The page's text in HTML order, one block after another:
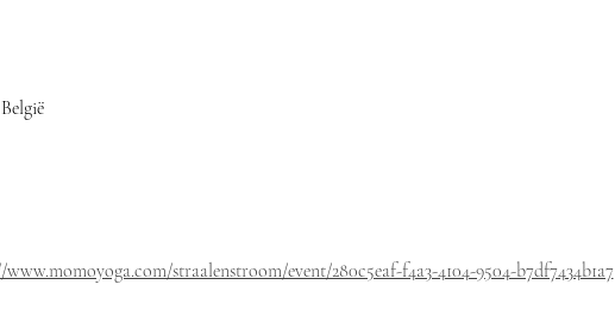
straalenstroom/event/280c5eaf-f4a3-4104-9504-b7df7434b1a7